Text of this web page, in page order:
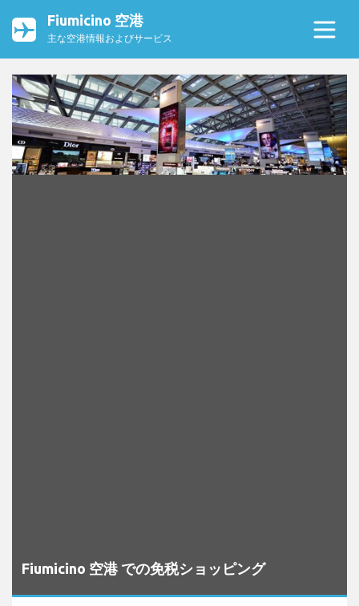
Fiumicino 空港
主な空港情報およびサービス
Fiumicino 空港 での免税ショッピング